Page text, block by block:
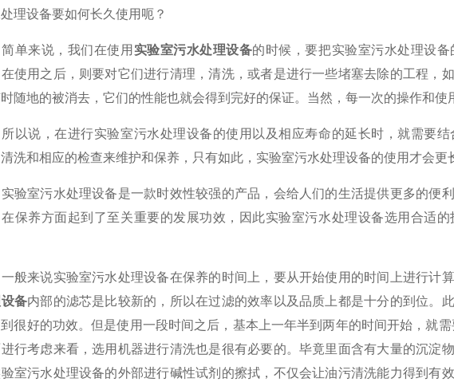
理设备要如何长久使用呃？
来说，我们在使用 实验室污水处理设备的时候，要把实验室污水处理设
使用之后，则要对它们进行清理，清洗，或者是进行一些堵塞去除的工程，
随地的被消去，它们的性能也就会得到完好的保证。当然，每一次的操作和使
说，在进行实验室污水处理设备的使用以及相应寿命的延长时，就需要结
洗和相应的检查来维护和保养，只有如此，实验室污水处理设备的使用才会更
室污水处理设备是一款时效性较强的产品，会给人们的生活提供更多的便
保养方面起到了至关重要的发展功效，因此实验室污水处理设备选用合适
来说实验室污水处理设备在保养的时间上，要从开始使用的时间上进行计
备内部的滤芯是比较新的，所以在过滤的效率以及品质上都是十分的到位。
到很好的功效。但是使用一段时间之后，基本上一年半到两年的时间开始，就
行考虑来看，选用机器进行清洗也是很有必要的。毕竟里面含有大量的沉淀
室污水处理设备的外部进行碱性试剂的擦拭，不仅会让油污清洗能力得到有